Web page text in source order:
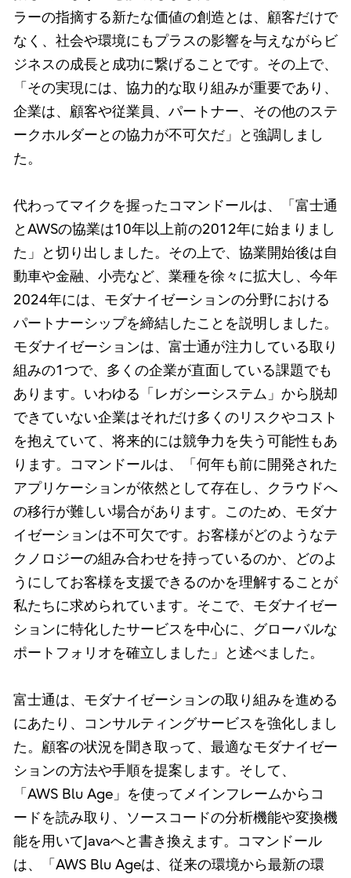
ラーの指摘する新たな価値の創造とは、顧客だけで
なく、社会や環境にもプラスの影響を与えながらビ
ジネスの成長と成功に繋げることです。その上で、
「その実現には、協力的な取り組みが重要であり、
企業は、顧客や従業員、パートナー、その他のステ
ークホルダーとの協力が不可欠だ」と強調しまし
た。
代わってマイクを握ったコマンドールは、「富士通
とAWSの協業は10年以上前の2012年に始まりまし
た」と切り出しました。その上で、協業開始後は自
動車や金融、小売など、業種を徐々に拡大し、今年
2024年には、モダナイゼーションの分野における
パートナーシップを締結したことを説明しました。
モダナイゼーションは、富士通が注力している取り
組みの1つで、多くの企業が直面している課題でも
あります。いわゆる「レガシーシステム」から脱却
できていない企業はそれだけ多くのリスクやコスト
を抱えていて、将来的には競争力を失う可能性もあ
ります。コマンドールは、「何年も前に開発された
アプリケーションが依然として存在し、クラウドへ
の移行が難しい場合があります。このため、モダナ
イゼーションは不可欠です。お客様がどのようなテ
クノロジーの組み合わせを持っているのか、どのよ
うにしてお客様を支援できるのかを理解することが
私たちに求められています。そこで、モダナイゼー
ションに特化したサービスを中心に、グローバルな
ポートフォリオを確立しました」と述べました。
富士通は、モダナイゼーションの取り組みを進める
にあたり、コンサルティングサービスを強化しまし
た。顧客の状況を聞き取って、最適なモダナイゼー
ションの方法や手順を提案します。そして、
「AWS Blu Age」を使ってメインフレームからコ
ードを読み取り、ソースコードの分析機能や変換機
能を用いてJavaへと書き換えます。コマンドール
は、「AWS Blu Ageは、従来の環境から最新の環